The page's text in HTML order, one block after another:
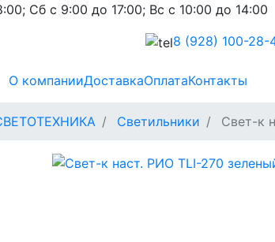
Сб с 9:00 до 17:00; Вс с 10:00 до 14:00
8 (928) 100-28-
О компанииДоставкаОплатаКонтакты
Светильники Свет-к